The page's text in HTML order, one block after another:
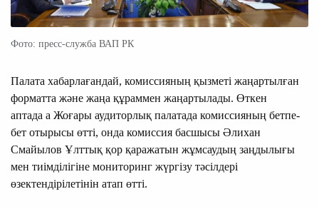
Фото: пресс-служба ВАП РК
Палата хабарлағандай, комиссияның қызметі жаңартылған
форматта және жаңа құраммен жаңартылады. Өткен
аптада а Жоғары аудиторлық палатада комиссияның бетпе-
бет отырысы өтті, онда комиссия басшысы Әлихан
Смайылов Ұлттық қор қаражатын жұмсаудың заңдылығы
мен тиімділігіне мониторинг жүргізу тәсілдері
өзектендірілетінін атап өтті.